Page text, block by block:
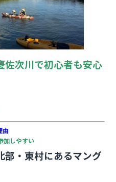
佐次川で初心者も安心
由
加しやすい
部・東村にあるマング